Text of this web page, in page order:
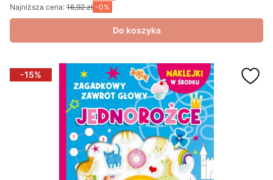
Najniższa cena: 16,92 zł -0%
Do koszyka
-15%